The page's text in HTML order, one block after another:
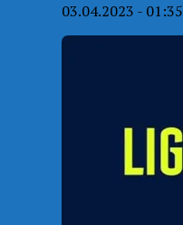
03.04.2023 - 01:35